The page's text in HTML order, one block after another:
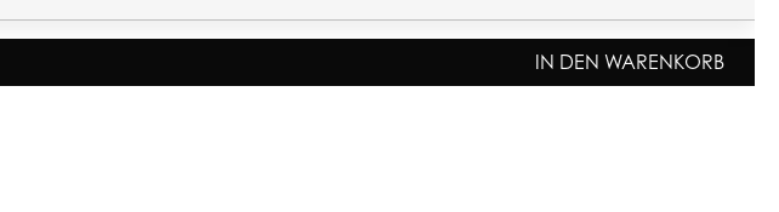
IN DEN WARENKORB